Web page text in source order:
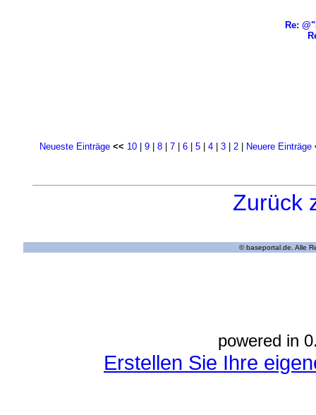
Re:
Neueste Einträge << 10 9 8 7 6 5 4 3 2 Neuere Einträge
Zurück
© baseportal.de. Alle
powered in
Erstellen Sie Ihre